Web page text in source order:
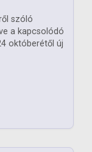
szóló
a kapcsolódó
októberétől új